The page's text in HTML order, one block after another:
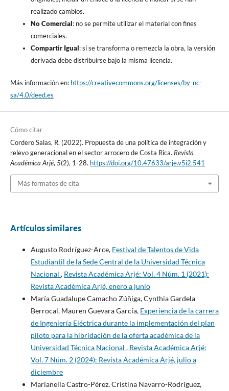
realizado cambios.
No Comercial: no se permite utilizar el material con fines
comerciales.
Compartir Igual: si se transforma o remezcla la obra, la versión
derivada debe distribuirse bajo la misma licencia.
Más información en: https://creativecommons.org/licenses/by-nc-
sa/4.0/deed.es
Cómo citar
Cordero Salas, R. (2022). Propuesta de una política de integración y
relevo generacional en el sector arrocero de Costa Rica. Revista
Académica Arjé, 5(2), 1-28. https://doi.org/10.47633/arje.v5i2.541
Más formatos de cita
Artículos similares
Augusto Rodríguez-Arce, Festival de Talentos de Vida
Estudiantil de la Sede Central de la Universidad Técnica
Nacional , Revista Académica Arjé: Vol. 4 Núm. 1 (2021):
Revista Académica Arjé, enero a junio
María Guadalupe Camacho Zúñiga, Cynthia Gardela
Berrocal, Mauren Guevara García, Experiencia de la carrera
de Ingeniería Eléctrica durante la implementación del plan
piloto para la hibridación de la oferta académica de la
Universidad Técnica Nacional , Revista Académica Arjé:
Vol. 7 Núm. 2 (2024): Revista Académica Arjé, julio a
diciembre
Marianella Castro-Pérez, Cristina Navarro-Rodríguez,